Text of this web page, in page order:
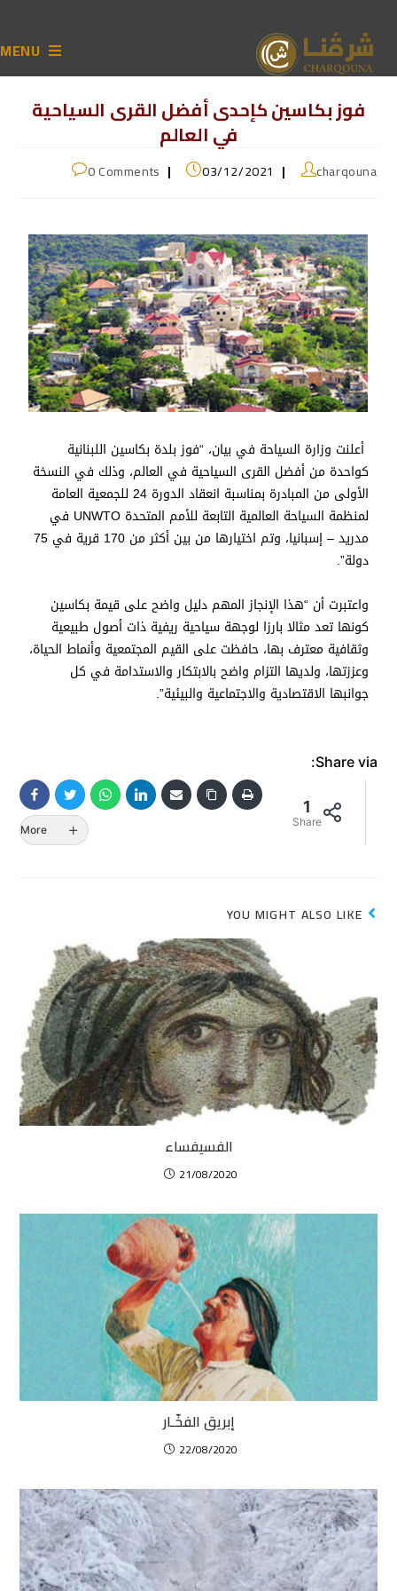
MENU
فوز بكاسين كإحدى أفضل القرى السياحية
في العالم
charqouna
03/12/2021
0 Comments
أعلنت وزارة السياحة في بيان، “فوز بلدة بكاسين اللبنانية
كواحدة من أفضل القرى السياحية في العالم، وذلك في النسخة
الأولى من المبادرة بمناسبة انعقاد الدورة 24 للجمعية العامة
لمنظمة السياحة العالمية التابعة للأمم المتحدة UNWTO في
مدريد – إسبانيا، وتم اختيارها من بين أكثر من 170 قرية في 75
دولة”.
واعتبرت أن “هذا الإنجاز المهم دليل واضح على قيمة بكاسين
كونها تعد مثالا بارزا لوجهة سياحية ريفية ذات أصول طبيعية
وثقافية معترف بها، حافظت على القيم المجتمعية وأنماط الحياة،
وعززتها، ولديها التزام واضح بالابتكار والاستدامة في كل
جوانبها الاقتصادية والاجتماعية والبيئية”.
Share via:
1
Share
More
YOU MIGHT ALSO LIKE
الفسيفساء
21/08/2020
إبريق الفخّـار
22/08/2020